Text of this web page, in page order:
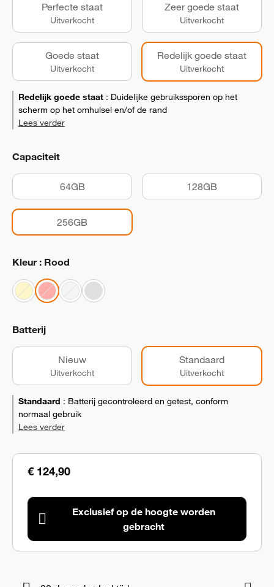
€ 124,90
Exclusief op de hoogte worden
gebracht
Perfecte staat
Uitverkocht
Zeer goede staat
Uitverkocht
Goede staat
Uitverkocht
Redelijk goede staat
Uitverkocht
Redelijk goede staat : Duidelijke gebruikssporen op het
scherm op het omhulsel en/of de rand
Lees verder
Capaciteit
64GB 128GB
256GB
Kleur : Rood
Batterij
Nieuw
Uitverkocht
Standaard
Uitverkocht
Standaard : Batterij gecontroleerd en getest, conform
normaal gebruik
Lees verder